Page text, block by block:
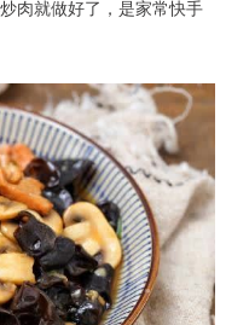
肉就做好了，是家常快手